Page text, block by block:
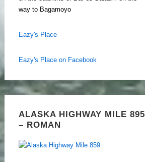
way to Bagamoyo
Eazy's Place
Eazy's Place on Facebook
ALASKA HIGHWAY MILE 895
– ROMAN